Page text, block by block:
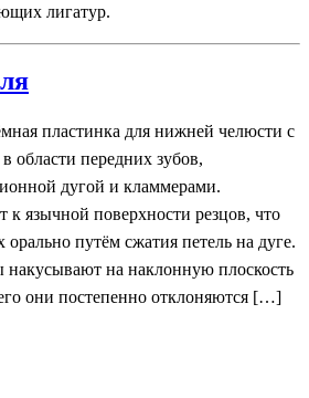
лигатур.
пластинка для нижней челюсти с
области передних зубов,
дугой и кламмерами.
к язычной поверхности резцов, что
орально путём сжатия петель на дуге.
накусывают на наклонную плоскость
они постепенно отклоняются […]